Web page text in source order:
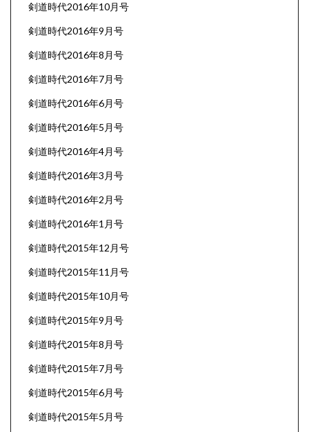
剣道時代2016年10月号
剣道時代2016年9月号
剣道時代2016年8月号
剣道時代2016年7月号
剣道時代2016年6月号
剣道時代2016年5月号
剣道時代2016年4月号
剣道時代2016年3月号
剣道時代2016年2月号
剣道時代2016年1月号
剣道時代2015年12月号
剣道時代2015年11月号
剣道時代2015年10月号
剣道時代2015年9月号
剣道時代2015年8月号
剣道時代2015年7月号
剣道時代2015年6月号
剣道時代2015年5月号